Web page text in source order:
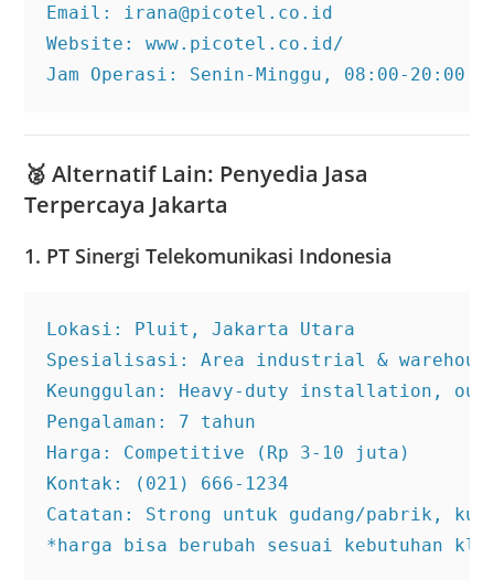
Email: irana@picotel.co.id
Website: www.picotel.co.id/
Jam Operasi: Senin-Minggu, 08:00-20:00
🥈Alternatif Lain: Penyedia Jasa
Terpercaya Jakarta
1. PT Sinergi Telekomunikasi Indonesia
Lokasi: Pluit, Jakarta Utara
Spesialisasi: Area industrial &
Keunggulan: Heavy-duty installation,
Pengalaman: 7 tahun
Harga: Competitive (Rp 3-10 juta)
Kontak: (021) 666-1234
Catatan: Strong untuk gudang/pabrik,
*harga bisa berubah sesuai kebutuhan